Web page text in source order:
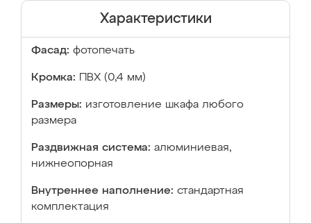
Характеристики
Фасад: фотопечать
Кромка: ПВХ (0,4 мм)
Размеры: изготовление шкафа любого
размера
Раздвижная система: алюминиевая,
нижнеопорная
Внутреннее наполнение: стандартная
комплектация